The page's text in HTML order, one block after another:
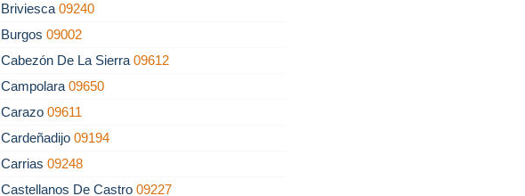
Briviesca09240
Burgos09002
Cabezón De La Sierra09612
Campolara09650
Carazo09611
Cardeñadijo09194
Carrias09248
Castellanos De Castro09227